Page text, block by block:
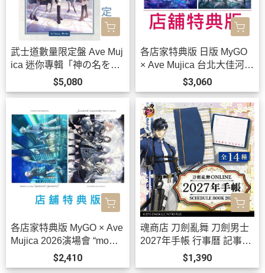
武士道數量限定盤 Ave Muj
ica 迷你專輯「神の名を」
BanG Dream! *10/21發售!
$5,080
各店家特典版 日版 MyGO
× Ave Mujica 台北大佳河濱
公園 追加公演 2026演唱會
藍光BD BanG Dream! *1/2
7發售! 早期1202截止
$3,060
各店家特典版 MyGO × Ave
Mujica 2026演場會 “mome
nt / memory” 藍光BD 特裝
盤 BanG Dream! *9/30發
$2,410
魂商店 刀劍亂舞 刀劍男士
2027年手帳 行事曆 記事本
全14種可選 *12月發售!
$1,390